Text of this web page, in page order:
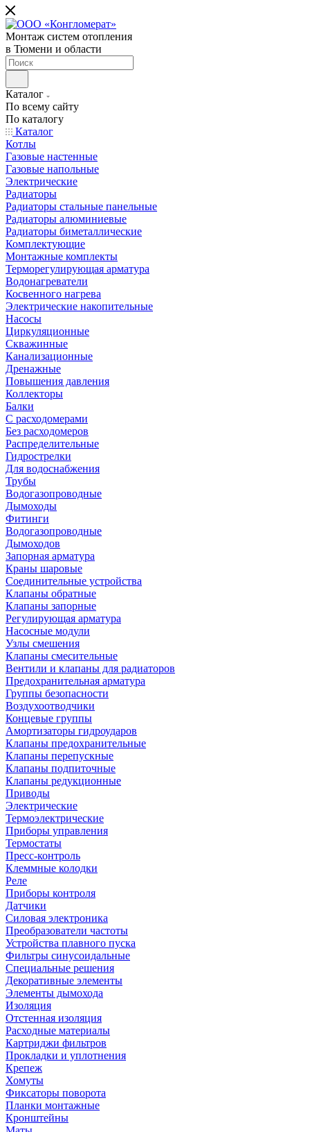
Монтаж систем отопления
в Тюмени и области
Каталог
По всему сайту
По каталогу
Каталог
Котлы
Газовые настенные
Газовые напольные
Электрические
Радиаторы
Радиаторы стальные панельные
Радиаторы алюминиевые
Радиаторы биметаллические
Комплектующие
Монтажные комплекты
Терморегулирующая арматура
Водонагреватели
Косвенного нагрева
Электрические накопительные
Насосы
Циркуляционные
Скважинные
Канализационные
Дренажные
Повышения давления
Коллекторы
Балки
С расходомерами
Без расходомеров
Распределительные
Гидрострелки
Для водоснабжения
Трубы
Водогазопроводные
Дымоходы
Фитинги
Водогазопроводные
Дымоходов
Запорная арматура
Краны шаровые
Соединительные устройства
Клапаны обратные
Клапаны запорные
Регулирующая арматура
Насосные модули
Узлы смешения
Клапаны смесительные
Вентили и клапаны для радиаторов
Предохранительная арматура
Группы безопасности
Воздухоотводчики
Концевые группы
Амортизаторы гидроударов
Клапаны предохранительные
Клапаны перепускные
Клапаны подпиточные
Клапаны редукционные
Приводы
Электрические
Термоэлектрические
Приборы управления
Термостаты
Пресс-контроль
Клеммные колодки
Реле
Приборы контроля
Датчики
Силовая электроника
Преобразователи частоты
Устройства плавного пуска
Фильтры синусоидальные
Специальные решения
Декоративные элементы
Элементы дымохода
Изоляция
Отстенная изоляция
Расходные материалы
Картриджи фильтров
Прокладки и уплотнения
Крепеж
Хомуты
Фиксаторы поворота
Планки монтажные
Кронштейны